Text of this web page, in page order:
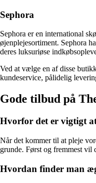
Sephora
Sephora er en international
øjenplejesortiment. Sephora
deres luksuriøse
Ved at vælge en af ​​disse
kundeservice, pålidelig
Gode tilbud på
Hvorfor det er vigtigt
Når det kommer til at pleje
grunde. Først og fremmest vil
Hvordan finder man